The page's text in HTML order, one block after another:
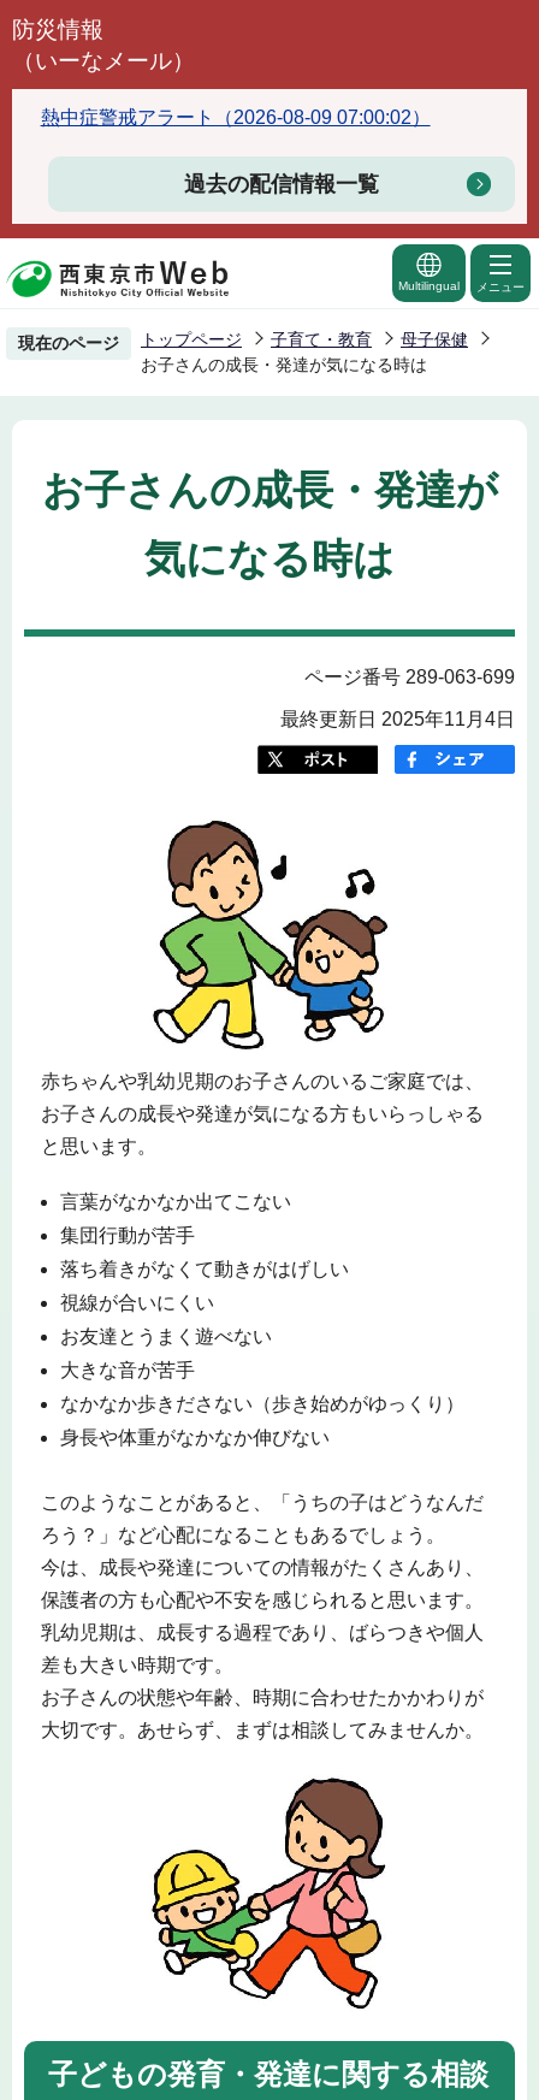
こ
頭
で
防災情報
（いーなメール）
熱中症警戒アラート（2026-08-09 07:00:02）
過去の配信情報一覧
Multilingual メニュー
現在のページ トップページ 子育て・教育
母子保健
お子さんの成長・発達が気になる時は
お子さんの成長・発達が
気になる時は
ページ番号 289-063-699
最終更新日 2025年11月4日
赤ちゃんや乳幼児期のお子さんのいるご家庭では、
お子さんの成長や発達が気になる方もいらっしゃる
と思います。
言葉がなかなか出てこない
集団行動が苦手
落ち着きがなくて動きがはげしい
視線が合いにくい
お友達とうまく遊べない
大きな音が苦手
なかなか歩きださない（歩き始めがゆっくり）
身長や体重がなかなか伸びない
このようなことがあると、「うちの子はどうなんだ
ろう？」など心配になることもあるでしょう。
今は、成長や発達についての情報がたくさんあり、
保護者の方も心配や不安を感じられると思います。
乳幼児期は、成長する過程であり、ばらつきや個人
差も大きい時期です。
お子さんの状態や年齢、時期に合わせたかかわりが
大切です。あせらず、まずは相談してみませんか。
子どもの発育・発達に関する相談